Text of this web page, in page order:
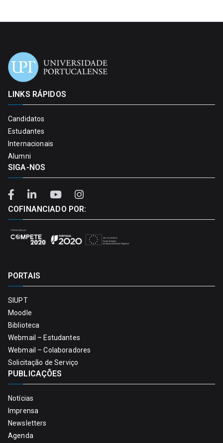
LINKS RÁPIDOS
Candidatos
Estudantes
Internacionais
Alumni
SIGA-NOS
COFINANCIADO POR:
PORTAIS
SIUPT
Moodle
Biblioteca
Webmail – Estudantes
Webmail – Colaboradores
Solicitação de Serviço
PUBLICAÇÕES
Notícias
Imprensa
Newsletters
Agenda